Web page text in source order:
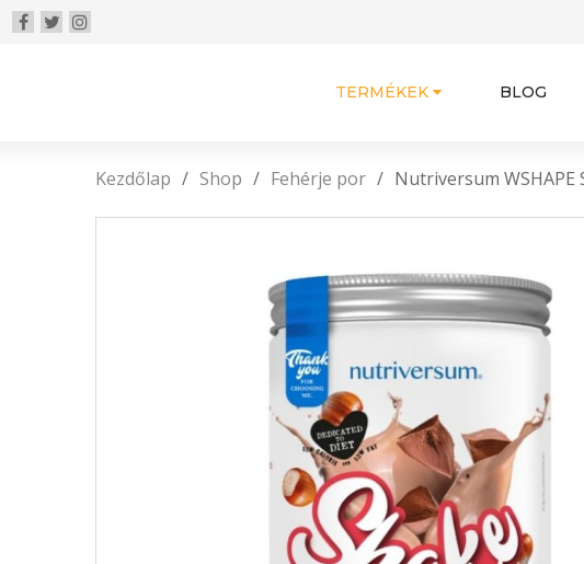
TERMÉKEK BLOG
Kezdőlap / Shop / Fehérje por / Nutriversum WSHAPE